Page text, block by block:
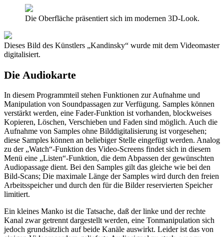
Die Oberfläche präsentiert sich im modernen 3D-Look.
Dieses Bild des Künstlers „Kandinsky“ wurde mit dem Videomaster
digitalisiert.
Die Audiokarte
In diesem Programmteil stehen Funktionen zur Aufnahme und
Manipulation von Soundpassagen zur Verfügung. Samples können
verstärkt werden, eine Fader-Funktion ist vorhanden, blockweises
Kopieren, Löschen, Verschieben und Faden sind möglich. Auch die
Aufnahme von Samples ohne Bilddigitalisierung ist vorgesehen;
diese Samples können an beliebiger Stelle eingefügt werden. Analog
zu der „Watch“-Funktion des Video-Screens findet sich in diesem
Menü eine „Listen“-Funktion, die dem Abpassen der gewünschten
Audiopassage dient. Bei den Samples gilt das gleiche wie bei den
Bild-Scans; Die maximale Länge der Samples wird durch den freien
Arbeitsspeicher und durch den für die Bilder reservierten Speicher
limitiert.
Ein kleines Manko ist die Tatsache, daß der linke und der rechte
Kanal zwar getrennt dargestellt werden, eine Tonmanipulation sich
jedoch grundsätzlich auf beide Kanäle auswirkt. Leider ist das von